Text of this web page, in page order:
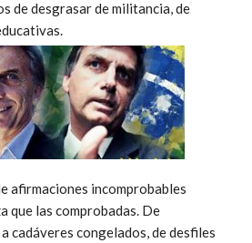
de desgrasar de militancia, de
afirmaciones incomprobables
que las comprobadas. De
cadáveres congelados, de desfiles